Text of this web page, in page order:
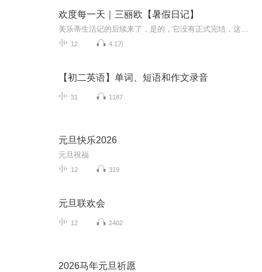
欢度每一天｜三丽欧【暑假日记】
12 4.1万
【初二英语】单词、短语和作文录音
31 1187
元旦快乐2026
元旦祝福
12 319
元旦联欢会
12 2402
2026马年元旦祈愿